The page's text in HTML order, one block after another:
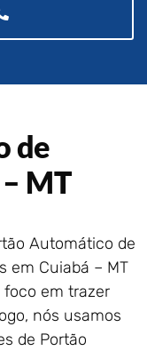
Garagem de
São Gonçalo – RJ
Queimados – RJ
Petrópolis – RJ
Garagem de
Nova Iguaçu – RJ
Garagem de
Nova Friburgo –
de
MT
Automático de
em Cuiabá – MT
em trazer
nós usamos
de Portão